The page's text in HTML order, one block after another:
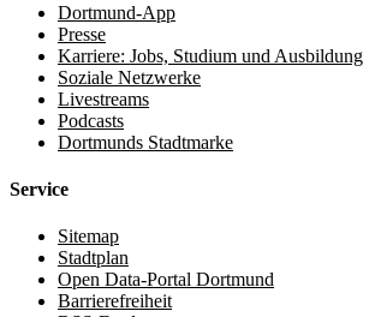
Dortmund-App
Presse
Karriere: Jobs, Studium und Ausbildung
Soziale Netzwerke
Livestreams
Podcasts
Dortmunds Stadtmarke
Service
Sitemap
Stadtplan
Open Data-Portal Dortmund
Barrierefreiheit